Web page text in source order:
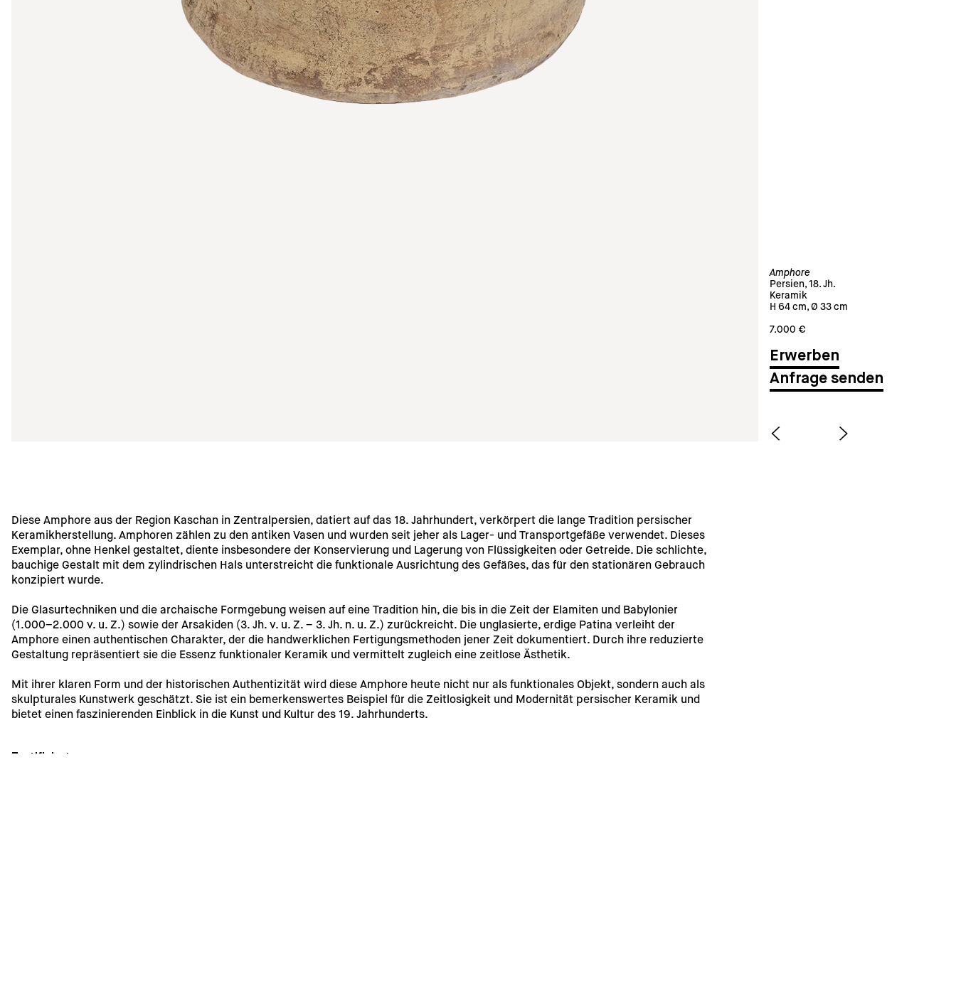
Amphore
Persien, 18. Jh.
Keramik
H 64 cm, Ø 33 cm
7.000 €
Anfrage senden
Diese Amphore aus der Region Kaschan in Zentralpersien, datiert auf das 18. Jahrhundert, verkörpert die lange Tradition persischer
Keramikherstellung. Amphoren zählen zu den antiken Vasen und wurden seit jeher als Lager- und Transportgefäße verwendet. Dieses
Exemplar, ohne Henkel gestaltet, diente insbesondere der Konservierung und Lagerung von Flüssigkeiten oder Getreide. Die schlichte,
bauchige Gestalt mit dem zylindrischen Hals unterstreicht die funktionale Ausrichtung des Gefäßes, das für den stationären Gebrauch
konzipiert wurde.
Die Glasurtechniken und die archaische Formgebung weisen auf eine Tradition hin, die bis in die Zeit der Elamiten und Babylonier
(1.000–2.000 v. u. Z.) sowie der Arsakiden (3. Jh. v. u. Z. – 3. Jh. n. u. Z.) zurückreicht. Die unglasierte, erdige Patina verleiht der
Amphore einen authentischen Charakter, der die handwerklichen Fertigungsmethoden jener Zeit dokumentiert. Durch ihre reduzierte
Gestaltung repräsentiert sie die Essenz funktionaler Keramik und vermittelt zugleich eine zeitlose Ästhetik.
Mit ihrer klaren Form und der historischen Authentizität wird diese Amphore heute nicht nur als funktionales Objekt, sondern auch als
skulpturales Kunstwerk geschätzt. Sie ist ein bemerkenswertes Beispiel für die Zeitlosigkeit und Modernität persischer Keramik und
bietet einen faszinierenden Einblick in die Kunst und Kultur des 19. Jahrhunderts.